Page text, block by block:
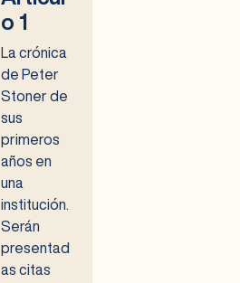
o 1
La crónica
de Peter
Stoner de
sus
primeros
años en
una
institución.
Serán
presentad
as citas